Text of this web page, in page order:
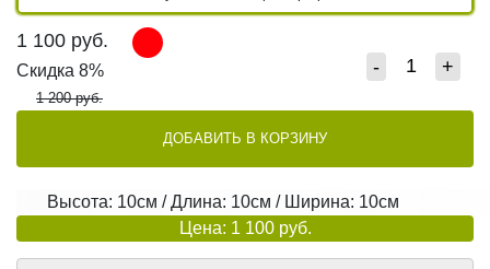
1 100 руб.
Скидка 8%
1 200 руб.
- +
ДОБАВИТЬ В КОРЗИНУ
Высота: 10см / Длина: 10см / Ширина: 10см
Цена: 1 100 руб.